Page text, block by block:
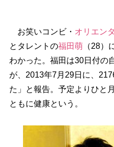
お笑いコンビ・ オリエン
とタレントの福田萌（28）
わかった。福田は30日付の
が、2013年7月29日に、
た」と報告。予定よりひと
ともに健康という。